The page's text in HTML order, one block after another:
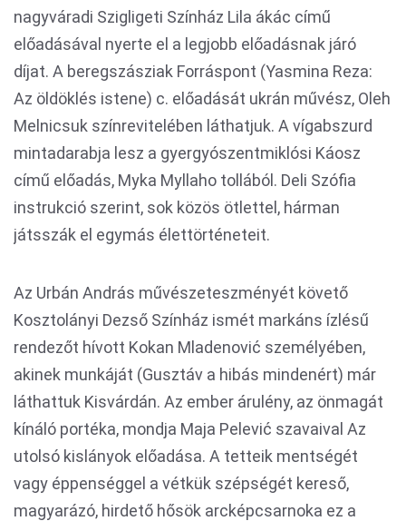
nagyváradi Szigligeti Színház Lila ákác című
előadásával nyerte el a legjobb előadásnak járó
díjat. A beregszásziak Forráspont (Yasmina Reza:
Az öldöklés istene) c. előadását ukrán művész, Oleh
Melnicsuk színrevitelében láthatjuk. A vígabszurd
mintadarabja lesz a gyergyószentmiklósi Káosz
című előadás, Myka Myllaho tollából. Deli Szófia
instrukció szerint, sok közös ötlettel, hárman
játsszák el egymás élettörténeteit.
Az Urbán András művészeteszményét követő
Kosztolányi Dezső Színház ismét markáns ízlésű
rendezőt hívott Kokan Mladenović személyében,
akinek munkáját (Gusztáv a hibás mindenért) már
láthattuk Kisvárdán. Az ember árulény, az önmagát
kínáló portéka, mondja Maja Pelević szavaival Az
utolsó kislányok előadása. A tetteik mentségét
vagy éppenséggel a vétkük szépségét kereső,
magyarázó, hirdető hősök arcképcsarnoka ez a